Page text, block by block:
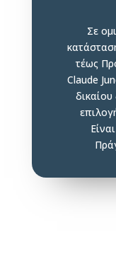
Σε
τέως
Claude